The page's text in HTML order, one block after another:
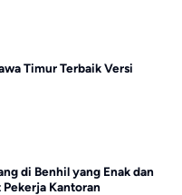
Timur Terbaik Versi
di Benhil yang Enak dan
Kantoran